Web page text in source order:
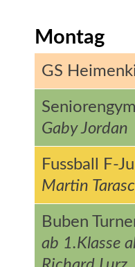
Montag
GS
Gaby Jordan
Fussball F-
Martin
Buben
ab 1.Klasse